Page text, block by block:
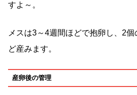
すよ～。
メスは3～4週間ほどで抱卵し、2
ど産みます。
産卵後の管理